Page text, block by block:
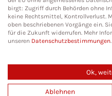
Copyright 2026. All
birgt: Zugriff durch Behörden ohne
keine Rechtsmittel, Kontrollverlust.
oben beschriebenen Vorgänge ein.
für die Zukunft widerrufen. Mehr
unseren Datenschutzbestimmungen.
Ok,
Ablehnen